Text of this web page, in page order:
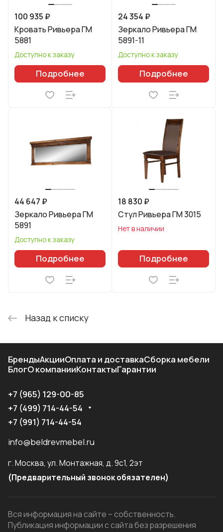
100 935 ₽
Кровать Ривьера ГМ
5881
Доступно к заказу
Подробнее
24 354 ₽
Зеркало Ривьера ГМ
5891-11
Доступно к заказу
Подробнее
44 647 ₽
Зеркало Ривьера ГМ
5891
Доступно к заказу
Подробнее
18 830 ₽
Стул Ривьера ГМ 3015
Нет в наличии
Подробнее
Назад к списку
БрендыАкцииОплата и доставкаСборка мебели
БлогО компанииКонтактыГарантии
+7 (965) 129-00-85
+7 (499) 714-44-54
+7 (991) 714-44-54
info@beldrevmebel.ru
г. Москва, ул. Монтажная, д. 9с1, 2эт
(Предварительный звонок обязателен)
Вся информация на сайте – собственность.
Публикация информации с сайта без разрешения